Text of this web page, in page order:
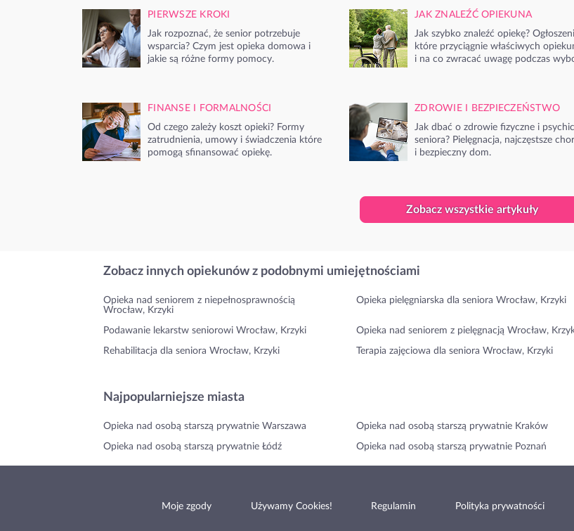
PIERWSZE KROKI
Jak rozpoznać, że senior potrzebuje
wsparcia? Czym jest opieka domowa i
jakie są różne formy pomocy.
JAK ZNALEŹĆ OPIEKUNA
Jak szybko znaleźć opiekę?
które przyciągnie właściwych
i na co zwracać uwagę podczas
FINANSE I FORMALNOŚCI
Od czego zależy koszt opieki? Formy
zatrudnienia, umowy i świadczenia które
pomogą sfinansować opiekę.
ZDROWIE I BEZPIECZEŃSTWO
Jak dbać o zdrowie fizyczne i
seniora? Pielęgnacja, najczęstsze
i bezpieczny dom.
Zobacz wszystkie artykuły
Zobacz innych opiekunów z podobnymi umiejętnościami
Opieka nad seniorem z niepełnosprawnością
Wrocław, Krzyki
Opieka pielęgniarska dla seniora Wrocław, Krzyki
Podawanie lekarstw seniorowi Wrocław, Krzyki Opieka nad seniorem z pielęgnacją Wrocław,
Rehabilitacja dla seniora Wrocław, Krzyki Terapia zajęciowa dla seniora Wrocław, Krzyki
Najpopularniejsze miasta
Opieka nad osobą starszą prywatnie Warszawa Opieka nad osobą starszą prywatnie Kraków
Opieka nad osobą starszą prywatnie Łódź Opieka nad osobą starszą prywatnie Poznań
Moje zgody Używamy Cookies! Regulamin Polityka prywatności